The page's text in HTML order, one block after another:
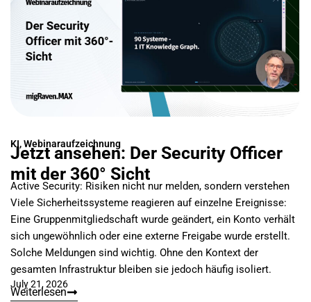
KI,Webinaraufzeichnung
Jetzt ansehen: Der Security Officer
mit der 360° Sicht
Active Security: Risiken nicht nur melden, sondern verstehen
Viele Sicherheitssysteme reagieren auf einzelne Ereignisse:
Eine Gruppenmitgliedschaft wurde geändert, ein Konto verhält
sich ungewöhnlich oder eine externe Freigabe wurde erstellt.
Solche Meldungen sind wichtig. Ohne den Kontext der
gesamten Infrastruktur bleiben sie jedoch häufig isoliert.
July 21, 2026
Weiterlesen